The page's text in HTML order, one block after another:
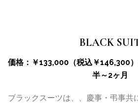
BLACK
価格：￥133,000（税込￥
半～2ヶ月
ブラックスーツは、、慶事・弔事共